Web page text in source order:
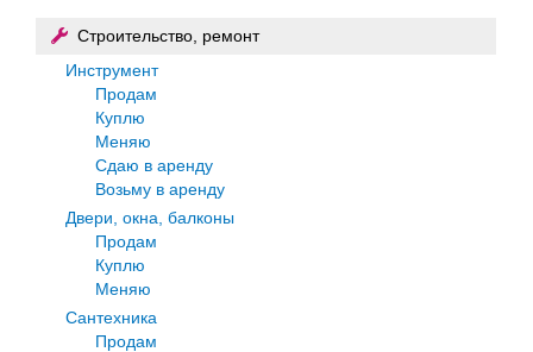
Строительство, ремонт
Инструмент
Продам
Куплю
Меняю
Сдаю в аренду
Возьму в аренду
Двери, окна, балконы
Продам
Куплю
Меняю
Сантехника
Продам